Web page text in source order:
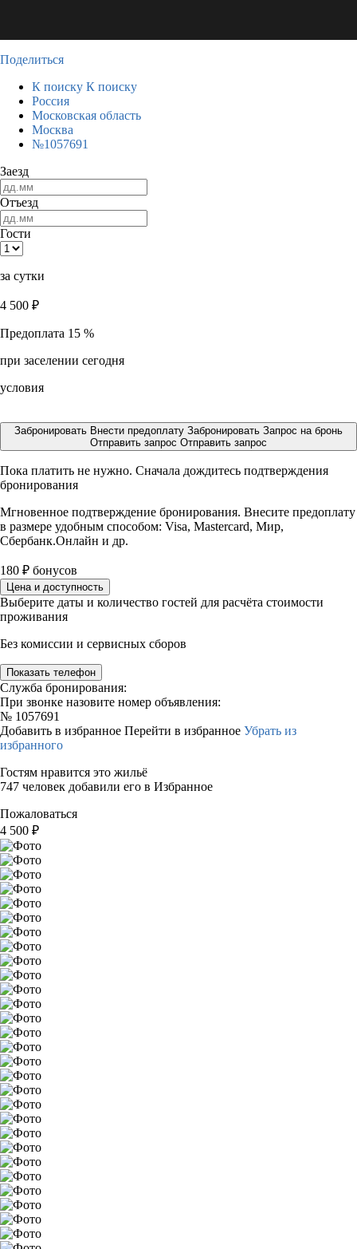
Поделиться
К поиску К поиску
Россия
Московская область
Москва
№1057691
Заезд
Отъезд
Гости
за сутки
4 500 ₽
Предоплата 15 %
при заселении сегодня
условия
Забронировать Внести предоплату Забронировать Запрос на бронь
Отправить запрос Отправить запрос
Пока платить не нужно. Сначала дождитесь подтверждения
бронирования
Мгновенное подтверждение бронирования. Внесите предоплату
в размере удобным способом: Visa, Mastercard, Мир,
Сбербанк.Онлайн и др.
180 ₽ бонусов
Цена и доступность
Выберите даты и количество гостей для расчёта стоимости
проживания
Без комиссии и сервисных сборов
Показать телефон
Служба бронирования:
При звонке назовите номер объявления:
№ 1057691
Добавить в избранное Перейти в избранное Убрать из
избранного
Гостям нравится это жильё
747 человек добавили его в Избранное
Пожаловаться
4 500 ₽